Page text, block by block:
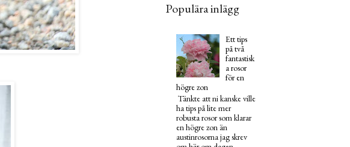
Populära inlägg
Ett tips
på två
fantastisk
a rosor
för en
högre zon
Tänkte att ni kanske ville
ha tips på lite mer
robusta rosor som klarar
en högre zon än
austinrosorna jag skrev